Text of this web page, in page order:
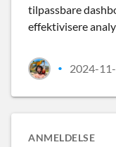
tilpassbare
effektivisere
• 2024-
ANMELDELSE